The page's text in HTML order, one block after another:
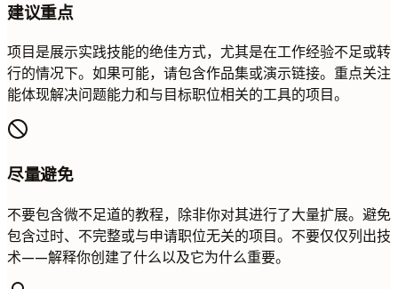
建议重点
项目是展示实践技能的绝佳方式，尤其是在工作经验不足或转
行的情况下。如果可能，请包含作品集或演示链接。重点关注
能体现解决问题能力和与目标职位相关的工具的项目。
尽量避免
不要包含微不足道的教程，除非你对其进行了大量扩展。避免
包含过时、不完整或与申请职位无关的项目。不要仅仅列出技
术——解释你创建了什么以及它为什么重要。